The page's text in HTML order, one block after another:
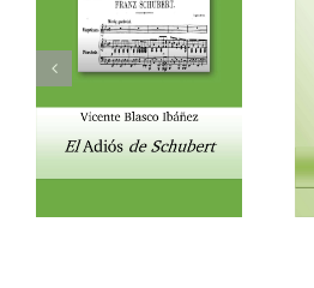
Vicente Blasco Ibáñez,
Hugo de Moncada